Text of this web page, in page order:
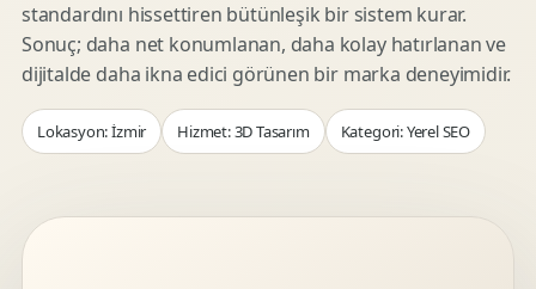
standardını hissettiren bütünleşik bir sistem kurar.
Sonuç; daha net konumlanan, daha kolay hatırlanan ve
dijitalde daha ikna edici görünen bir marka deneyimidir.
Lokasyon: İzmir Hizmet: 3D Tasarım Kategori: Yerel SEO